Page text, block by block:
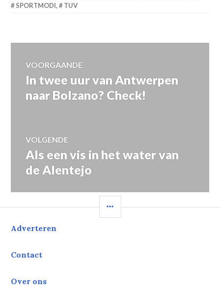
SPORTMODI, TUV
Bericht
navigatie
VOORGAANDE
Vorig
bericht:
In twee uur van Antwerpen
naar Bolzano? Check!
VOLGENDE
Volgend
bericht:
Als een vis in het water van
de Alentejo
Adverteren
Contact
Over ons